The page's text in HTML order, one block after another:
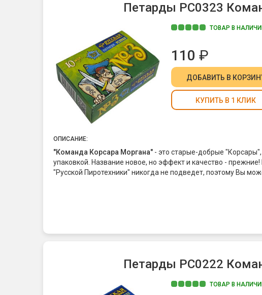
Петарды РС0323
ТОВАР В
110 ₽
ДОБАВИТЬ В
КУПИТЬ В 1 КЛИК
ОПИСАНИЕ:
"Команда Корсара Моргана" - это старые-добрые
упаковкой. Название новое, но эффект и качество -
"Русской Пиротехники" никогда не подведет, поэтому Вы
Петарды РС0222
ТОВАР В